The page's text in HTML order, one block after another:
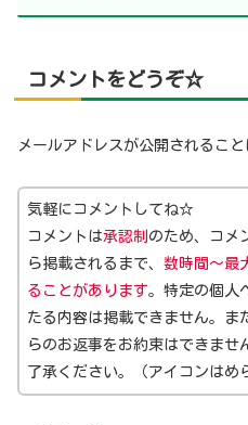
コメントをどうぞ☆
メールアドレスが公開されること
気軽にコメントしてね☆
コメントは承認制 のため、コメ
ら掲載されるまで、 数時間～最
ることがあります。特定の個人
たる内容は掲載できません。ま
らのお返事をお約束はできませ
了承ください。（アイコンは